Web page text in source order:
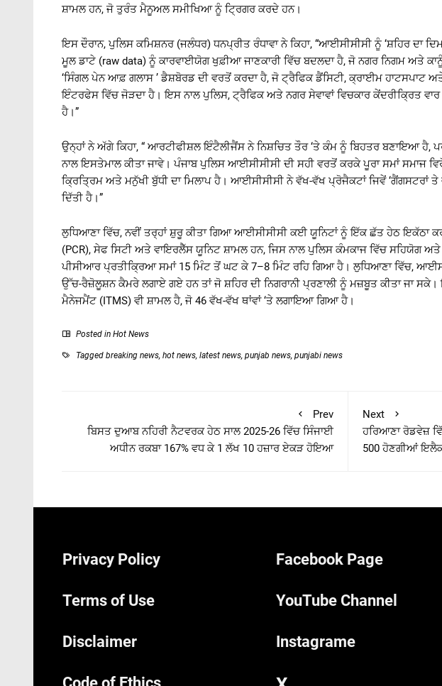
ਸ਼ਾਮਲ ਹਨ, ਜੋ ਤੁਰੰਤ ਮੈਨੂਅਲ ਸਮੀਖਿਆ ਨੂੰ ਟ੍ਰਿਗਰ ਕਰਦੇ ਹਨ।
ਇਸ ਦੌਰਾਨ, ਪੁਲਿਸ ਕਮਿਸ਼ਨਰ (ਜਲੰਧਰ) ਧਨਪ੍ਰੀਤ ਰੰਧਾਵਾ ਨੇ ਕਿਹਾ, “ਆਈਸੀਸੀਸੀ ਨੂੰ ‘ਸ਼ਹਿਰ ਦਾ
ਮੂਲ ਡਾਟੇ (raw data) ਨੂੰ ਕਾਰਵਾਈਯੋਗ ਖੁਫ਼ੀਆ ਜਾਣਕਾਰੀ ਵਿੱਚ ਬਦਲਦਾ ਹੈ, ਜੋ ਨਗਰ ਨਿਗਮ ਅਤੇ
‘ਸਿੰਗਲ ਪੇਨ ਆਫ਼ ਗਲਾਸ ’ ਡੈਸ਼ਬੋਰਡ ਦੀ ਵਰਤੋਂ ਕਰਦਾ ਹੈ, ਜੋ ਟ੍ਰੈਫਿਕ ਡੈਂਸਿਟੀ, ਕ੍ਰਾਈਮ
ਇੰਟਰਫੇਸ ਵਿੱਚ ਜੋੜਦਾ ਹੈ। ਇਸ ਨਾਲ ਪੁਲਿਸ, ਟ੍ਰੈਫਿਕ ਅਤੇ ਨਗਰ ਸੇਵਾਵਾਂ ਵਿਚਕਾਰ ਕੇਂਦਰੀਕ੍ਰਿਤ
ਹੈ।”
ਉਨ੍ਹਾਂ ਨੇ ਅੱਗੇ ਕਿਹਾ, “ ਆਰਟੀਫੀਸ਼ਲ ਇੰਟੈਲੀਜੈਂਸ ਨੇ ਨਿਸ਼ਚਿਤ ਤੌਰ ‘ਤੇ ਕੰਮ ਨੂੰ ਬਿਹਤਰ ਬਣਾਇਆ ਹੈ,
ਨਾਲ ਇਸਤੇਮਾਲ ਕੀਤਾ ਜਾਵੇ। ਪੰਜਾਬ ਪੁਲਿਸ ਆਈਸੀਸੀਸੀ ਦੀ ਸਹੀ ਵਰਤੋਂ ਕਰਕੇ ਪੂਰਾ ਸਮਾਂ ਸਮਾਜ
ਕ੍ਰਿਤ੍ਰਿਮ ਅਤੇ ਮਨੁੱਖੀ ਬੁੱਧੀ ਦਾ ਮਿਲਾਪ ਹੈ। ਆਈਸੀਸੀਸੀ ਨੇ ਵੱਖ-ਵੱਖ ਪ੍ਰੋਜੈਕਟਾਂ ਜਿਵੇਂ ‘ਗੈਂਗਸਟਰਾਂ ਤੇ
ਦਿੱਤੀ ਹੈ।”
ਲੁਧਿਆਣਾ ਵਿੱਚ, ਨਵੀਂ ਤਰ੍ਹਾਂ ਸ਼ੁਰੂ ਕੀਤਾ ਗਿਆ ਆਈਸੀਸੀਸੀ ਕਈ ਯੂਨਿਟਾਂ ਨੂੰ ਇੱਕ ਛੱਤ ਹੇਠ ਇਕੱਠਾ
(PCR), ਸੇਫ ਸਿਟੀ ਅਤੇ ਵਾਇਰਲੈੱਸ ਯੂਨਿਟ ਸ਼ਾਮਲ ਹਨ, ਜਿਸ ਨਾਲ ਪੁਲਿਸ ਕੰਮਕਾਜ ਵਿੱਚ ਸਹਿਯੋਗ
ਪੀਸੀਆਰ ਪ੍ਰਤੀਕ੍ਰਿਆ ਸਮਾਂ 15 ਮਿੰਟ ਤੋਂ ਘਟ ਕੇ 7–8 ਮਿੰਟ ਰਹਿ ਗਿਆ ਹੈ। ਲੁਧਿਆਣਾ ਵਿੱਚ,
ਉੱਚ-ਰੈਜ਼ੋਲੂਸ਼ਨ ਕੈਮਰੇ ਲਗਾਏ ਗਏ ਹਨ ਤਾਂ ਜੋ ਸ਼ਹਿਰ ਦੀ ਨਿਗਰਾਨੀ ਪ੍ਰਣਾਲੀ ਨੂੰ ਮਜ਼ਬੂਤ ਕੀਤਾ ਜਾ
ਮੈਨੇਜਮੈਂਟ (ITMS) ਵੀ ਸ਼ਾਮਲ ਹੈ, ਜੋ 46 ਵੱਖ-ਵੱਖ ਥਾਂਵਾਂ ‘ਤੇ ਲਗਾਇਆ ਗਿਆ ਹੈ।
Posted in Hot News
Tagged breaking news, hot news, latest news, punjab news, punjabi news
Prev
ਬਿਸਤ ਦੁਆਬ ਨਹਿਰੀ ਨੈਟਵਰਕ ਹੇਠ ਸਾਲ 2025-26 ਵਿੱਚ ਸਿੰਜਾਈ
ਅਧੀਨ ਰਕਬਾ 167% ਵਧ ਕੇ 1 ਲੱਖ 10 ਹਜ਼ਾਰ ਏਕੜ ਹੋਇਆ
Next
ਹਰਿਆਣਾ ਰੋਡਵੇਜ਼
500 ਹੋਣਗੀਆਂ
Privacy Policy
Terms of Use
Disclaimer
Facebook Page
YouTube Channel
Instagrame